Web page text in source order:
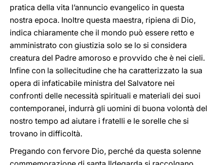
pratica della vita l’annuncio evangelico in questa
nostra epoca. Inoltre questa maestra, ripiena di Dio,
indica chiaramente che il mondo può essere retto e
amministrato con giustizia solo se lo si considera
creatura del Padre amoroso e provvido che è nei cieli.
Infine con la sollecitudine che ha caratterizzato la sua
opera di infaticabile ministra del Salvatore nei
confronti delle necessità spirituali e materiali dei suoi
contemporanei, indurrà gli uomini di buona volontà del
nostro tempo ad aiutare i fratelli e le sorelle che si
trovano in difficoltà.
Pregando con fervore Dio, perché da questa solenne